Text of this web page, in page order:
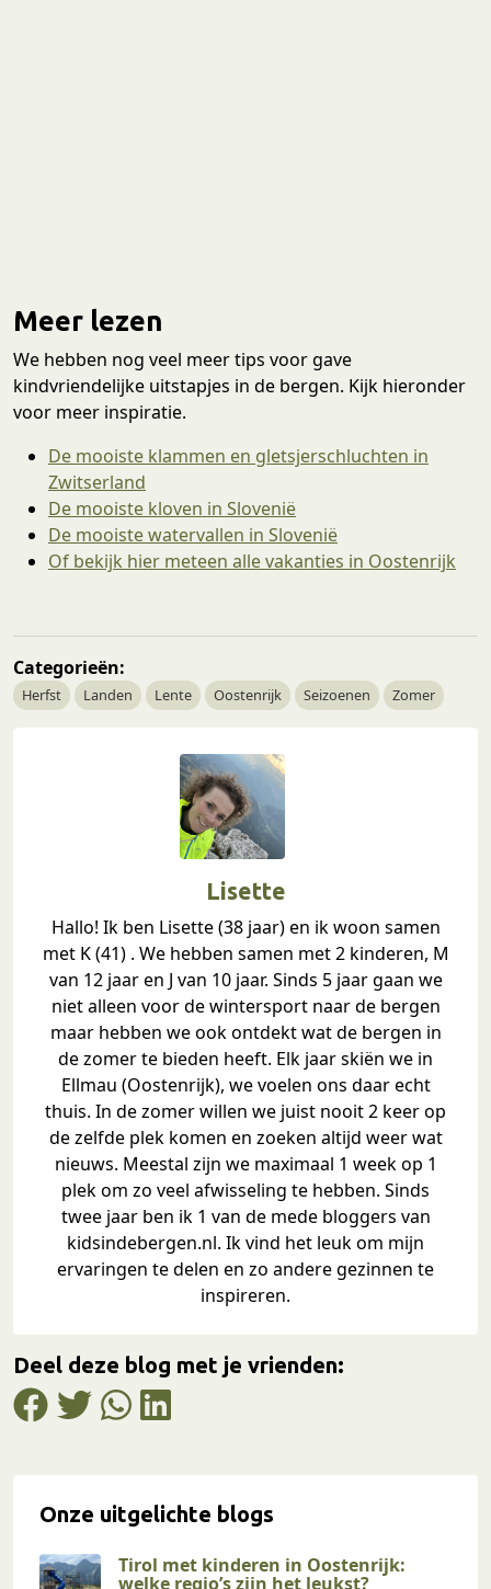
Meer lezen
We hebben nog veel meer tips voor gave
kindvriendelijke uitstapjes in de bergen. Kijk hieronder
voor meer inspiratie.
De mooiste klammen en gletsjerschluchten in
Zwitserland
De mooiste kloven in Slovenië
De mooiste watervallen in Slovenië
Of bekijk hier meteen alle vakanties in Oostenrijk
Categorieën:
Herfst Landen Lente Oostenrijk Seizoenen Zomer
Lisette
Hallo! Ik ben Lisette (38 jaar) en ik woon samen
met K (41) . We hebben samen met 2 kinderen, M
van 12 jaar en J van 10 jaar. Sinds 5 jaar gaan we
niet alleen voor de wintersport naar de bergen
maar hebben we ook ontdekt wat de bergen in
de zomer te bieden heeft. Elk jaar skiën we in
Ellmau (Oostenrijk), we voelen ons daar echt
thuis. In de zomer willen we juist nooit 2 keer op
de zelfde plek komen en zoeken altijd weer wat
nieuws. Meestal zijn we maximaal 1 week op 1
plek om zo veel afwisseling te hebben. Sinds
twee jaar ben ik 1 van de mede bloggers van
kidsindebergen.nl. Ik vind het leuk om mijn
ervaringen te delen en zo andere gezinnen te
inspireren.
Deel deze blog met je vrienden:
Onze uitgelichte blogs
Tirol met kinderen in Oostenrijk:
welke regio’s zijn het leukst?